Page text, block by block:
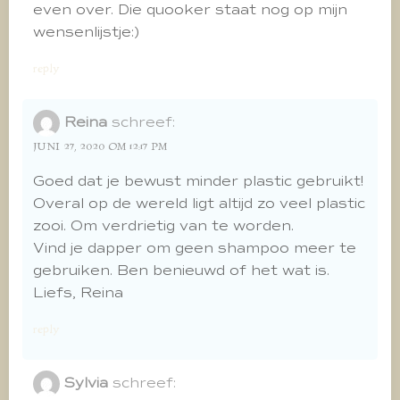
even over. Die quooker staat nog op mijn
wensenlijstje:)
reply
Reina schreef:
JUNI 27, 2020 OM 12:17 PM
Goed dat je bewust minder plastic gebruikt!
Overal op de wereld ligt altijd zo veel plastic
zooi. Om verdrietig van te worden.
Vind je dapper om geen shampoo meer te
gebruiken. Ben benieuwd of het wat is.
Liefs, Reina
reply
Sylvia schreef: